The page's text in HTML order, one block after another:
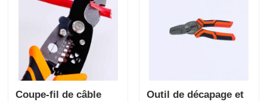
A propos de nous
Visite d'usine
Contrôle de la qualité
Coupe-fil de câble
Outil de décapage et